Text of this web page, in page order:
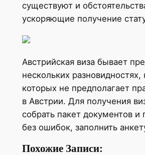
существуют и
ускоряющие получение
Австрийская виза бывает
нескольких разновидностях,
которых не предполагает
в Австрии. Для получения
собрать пакет документов и
без ошибок, заполнить
Похожие Записи: